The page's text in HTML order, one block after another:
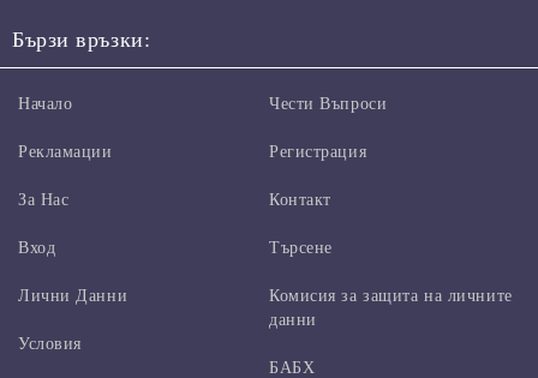
Бързи връзки:
Начало
Рекламации
За Нас
Вход
Чести Въпроси
Регистрация
Контакт
Търсене
Лични Данни
Условия
Комисия за защита на личните
данни
БАБХ